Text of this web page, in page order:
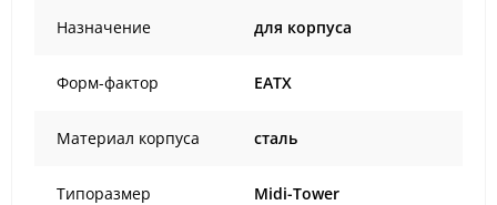
Назначение для корпуса
Форм-фактор EATX
Материал корпуса сталь
Типоразмер Midi-Tower